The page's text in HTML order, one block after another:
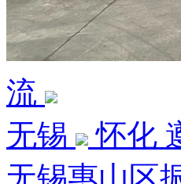
流
无锡
怀化